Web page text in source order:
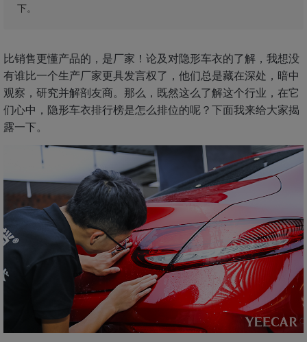
下。
比销售更懂产品的，是厂家！论及对隐形车衣的了解，我想没
有谁比一个生产厂家更具发言权了，他们总是藏在深处，暗中
观察，研究并解剖友商。那么，既然这么了解这个行业，在它
们心中，隐形车衣排行榜是怎么排位的呢？下面我来给大家揭
露一下。